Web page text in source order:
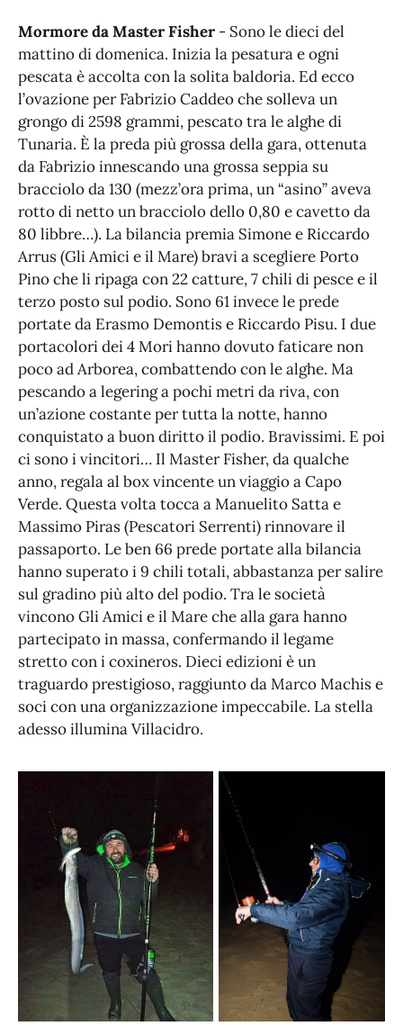
Mormore da Master Fisher - Sono le dieci del
mattino di domenica. Inizia la pesatura e ogni
pescata è accolta con la solita baldoria. Ed ecco
l’ovazione per Fabrizio Caddeo che solleva un
grongo di 2598 grammi, pescato tra le alghe di
Tunaria. È la preda più grossa della gara, ottenuta
da Fabrizio innescando una grossa seppia su
bracciolo da 130 (mezz’ora prima, un “asino” aveva
rotto di netto un bracciolo dello 0,80 e cavetto da
80 libbre…). La bilancia premia Simone e Riccardo
Arrus (Gli Amici e il Mare) bravi a scegliere Porto
Pino che li ripaga con 22 catture, 7 chili di pesce e il
terzo posto sul podio. Sono 61 invece le prede
portate da Erasmo Demontis e Riccardo Pisu. I due
portacolori dei 4 Mori hanno dovuto faticare non
poco ad Arborea, combattendo con le alghe. Ma
pescando a legering a pochi metri da riva, con
un’azione costante per tutta la notte, hanno
conquistato a buon diritto il podio. Bravissimi. E poi
ci sono i vincitori… Il Master Fisher, da qualche
anno, regala al box vincente un viaggio a Capo
Verde. Questa volta tocca a Manuelito Satta e
Massimo Piras (Pescatori Serrenti) rinnovare il
passaporto. Le ben 66 prede portate alla bilancia
hanno superato i 9 chili totali, abbastanza per salire
sul gradino più alto del podio. Tra le società
vincono Gli Amici e il Mare che alla gara hanno
partecipato in massa, confermando il legame
stretto con i coxineros. Dieci edizioni è un
traguardo prestigioso, raggiunto da Marco Machis e
soci con una organizzazione impeccabile. La stella
adesso illumina Villacidro.